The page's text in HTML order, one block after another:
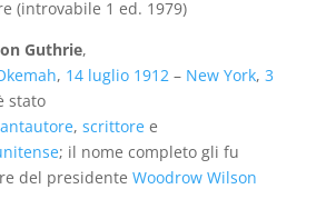
(introvabile 1 ed. 1979)
Guthrie,
, 14 luglio 1912– New York, 3
stato
, scrittoree
; il nome completo gli fu
del presidente Woodrow Wilson